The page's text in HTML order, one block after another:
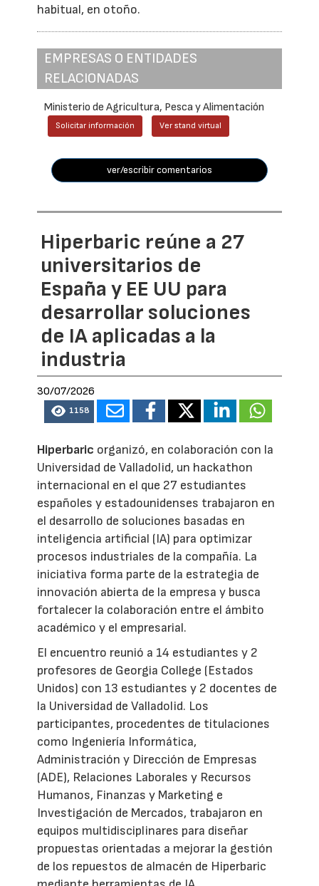
habitual, en otoño.
EMPRESAS O ENTIDADES
RELACIONADAS
Ministerio de Agricultura, Pesca y Alimentación
Solicitar información Ver stand virtual
ver/escribir comentarios
Hiperbaric reúne a 27
universitarios de
España y EE UU para
desarrollar soluciones
de IA aplicadas a la
industria
30/07/2026
1158
Hiperbaric organizó, en colaboración con la
Universidad de Valladolid, un hackathon
internacional en el que 27 estudiantes
españoles y estadounidenses trabajaron en
el desarrollo de soluciones basadas en
inteligencia artificial (IA) para optimizar
procesos industriales de la compañía. La
iniciativa forma parte de la estrategia de
innovación abierta de la empresa y busca
fortalecer la colaboración entre el ámbito
académico y el empresarial.
El encuentro reunió a 14 estudiantes y 2
profesores de Georgia College (Estados
Unidos) con 13 estudiantes y 2 docentes de
la Universidad de Valladolid. Los
participantes, procedentes de titulaciones
como Ingeniería Informática,
Administración y Dirección de Empresas
(ADE), Relaciones Laborales y Recursos
Humanos, Finanzas y Marketing e
Investigación de Mercados, trabajaron en
equipos multidisciplinares para diseñar
propuestas orientadas a mejorar la gestión
de los repuestos de almacén de Hiperbaric